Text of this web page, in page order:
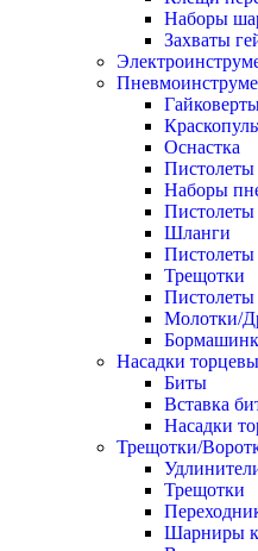
Наборы
Захваты
Оснастка
Пистолеты
Наборы
Пистолеты
Шланги
Трещотки
Молотки/
Насадки
Биты
Вставка
Насадки
Трещотки/
Трещотки
Шарниры